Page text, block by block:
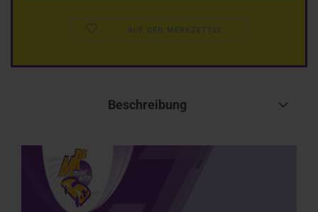
AUF DEN MERKZETTEL
Beschreibung